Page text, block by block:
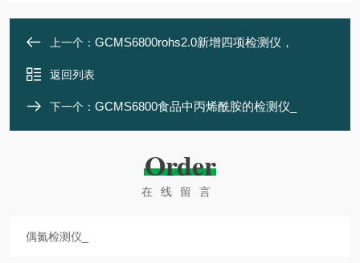
上一个： GCMS6800rohs2.0新增四项检测仪，
返回列表
下一个： GCMS6800食品中丙烯酰胺的检测仪_
Order
在线留言